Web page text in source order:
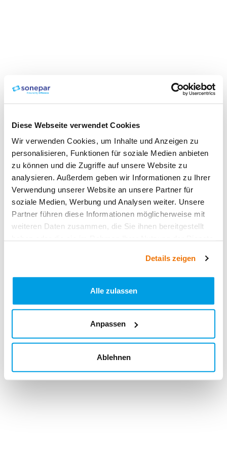
Diese Webseite verwendet Cookies
Wir verwenden Cookies, um Inhalte und Anzeigen zu
personalisieren, Funktionen für soziale Medien anbieten
zu können und die Zugriffe auf unsere Website zu
analysieren. Außerdem geben wir Informationen zu Ihrer
Verwendung unserer Website an unsere Partner für
soziale Medien, Werbung und Analysen weiter. Unsere
Partner führen diese Informationen möglicherweise mit
weiteren Daten zusammen, die Sie ihnen bereitgestellt
Details zeigen
Alle zulassen
Anpassen
Ablehnen